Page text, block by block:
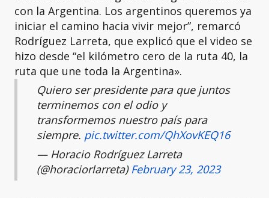
con la Argentina. Los argentinos queremos ya
iniciar el camino hacia vivir mejor”, remarcó
Rodríguez Larreta, que explicó que el video se
hizo desde “el kilómetro cero de la ruta 40, la
ruta que une toda la Argentina».
Quiero ser presidente para que juntos
terminemos con el odio y
transformemos nuestro país para
siempre. pic.twitter.com/QhXovKEQ16
— Horacio Rodríguez Larreta
(@horaciorlarreta) February 23, 2023